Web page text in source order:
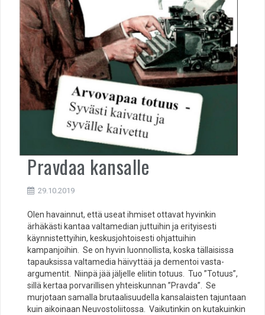
Pravdaa kansalle
29.10.2019
Olen havainnut, että useat ihmiset ottavat hyvinkin
ärhäkästi kantaa valtamedian juttuihin ja erityisesti
käynnistettyihin, keskusjohtoisesti ohjattuihin
kampanjoihin. Se on hyvin luonnollista, koska tällaisissa
tapauksissa valtamedia häivyttää ja dementoi vasta-
argumentit. Niinpä jää jäljelle eliitin totuus. Tuo ”Totuus”,
sillä kertaa porvarillisen yhteiskunnan ”Pravda”. Se
murjotaan samalla brutaalisuudella kansalaisten tajuntaan
kuin aikoinaan Neuvostoliitossa. Vaikutinkin on kutakuinkin